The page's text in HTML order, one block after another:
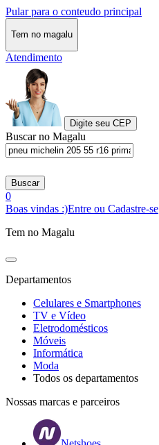
Pular para o conteudo principal
Tem no magalu
Atendimento
Digite seu CEP
Buscar no Magalu
Buscar
0
Boas vindas :)Entre ou Cadastre-se
Tem no Magalu
Departamentos
Celulares e Smartphones
TV e Vídeo
Eletrodomésticos
Móveis
Informática
Moda
Todos os departamentos
Nossas marcas e parceiros